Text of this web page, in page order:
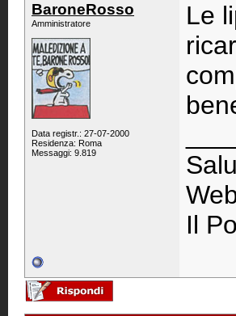
BaroneRosso
Amministratore
Data registr.: 27-07-2000
Residenza: Roma
Messaggi: 9.819
Le
Il